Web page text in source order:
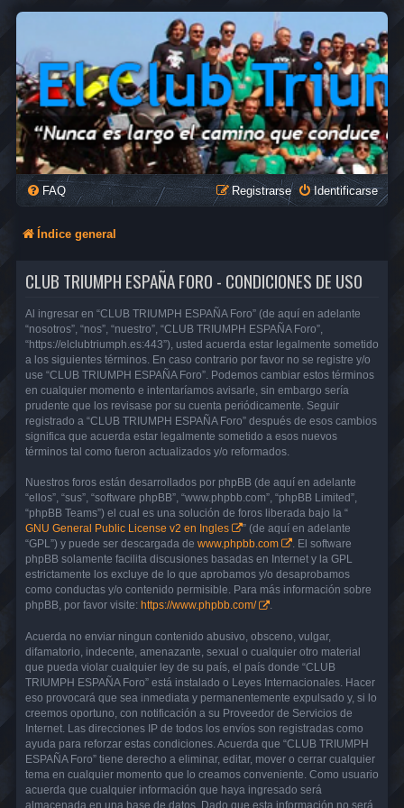
FAQ Identificarse
Registrarse
Índice general
CLUB TRIUMPH ESPAÑA FORO - CONDICIONES DE USO
Al ingresar en “CLUB TRIUMPH ESPAÑA Foro” (de aquí en adelante
“nosotros”, “nos”, “nuestro”, “CLUB TRIUMPH ESPAÑA Foro”,
“https://elclubtriumph.es:443”), usted acuerda estar legalmente sometido
a los siguientes términos. En caso contrario por favor no se registre y/o
use “CLUB TRIUMPH ESPAÑA Foro”. Podemos cambiar estos términos
en cualquier momento e intentaríamos avisarle, sin embargo sería
prudente que los revisase por su cuenta periódicamente. Seguir
registrado a “CLUB TRIUMPH ESPAÑA Foro” después de esos cambios
significa que acuerda estar legalmente sometido a esos nuevos
términos tal como fueron actualizados y/o reformados.
Nuestros foros están desarrollados por phpBB (de aquí en adelante
“ellos”, “sus”, “software phpBB”, “www.phpbb.com”, “phpBB Limited”,
“phpBB Teams”) el cual es una solución de foros liberada bajo la “
GNU General Public License v2 en Ingles
” (de aquí en adelante
“GPL”) y puede ser descargada de www.phpbb.com
. El software
phpBB solamente facilita discusiones basadas en Internet y la GPL
estrictamente los excluye de lo que aprobamos y/o desaprobamos
como conductas y/o contenido permisible. Para más información sobre
phpBB, por favor visite: https://www.phpbb.com/ .
Acuerda no enviar ningun contenido abusivo, obsceno, vulgar,
difamatorio, indecente, amenazante, sexual o cualquier otro material
que pueda violar cualquier ley de su país, el país donde “CLUB
TRIUMPH ESPAÑA Foro” está instalado o Leyes Internacionales. Hacer
eso provocará que sea inmediata y permanentemente expulsado y, si lo
creemos oportuno, con notificación a su Proveedor de Servicios de
Internet. Las direcciones IP de todos los envíos son registradas como
ayuda para reforzar estas condiciones. Acuerda que “CLUB TRIUMPH
ESPAÑA Foro” tiene derecho a eliminar, editar, mover o cerrar cualquier
tema en cualquier momento que lo creamos conveniente. Como usuario
acuerda que cualquier información que haya ingresado será
almacenada en una base de datos. Dado que esta información no será